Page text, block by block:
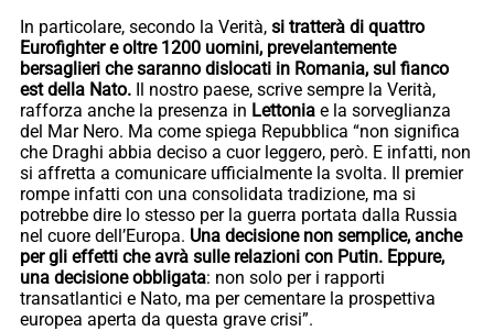
In particolare, secondo la Verità, si tratterà di quattro
Eurofighter e oltre 1200 uomini, prevelantemente
bersaglieri che saranno dislocati in Romania, sul fianco
est della Nato. Il nostro paese, scrive sempre la Verità,
rafforza anche la presenza in Lettonia e la sorveglianza
del Mar Nero. Ma come spiega Repubblica “non significa
che Draghi abbia deciso a cuor leggero, però. E infatti, non
si affretta a comunicare ufficialmente la svolta. Il premier
rompe infatti con una consolidata tradizione, ma si
potrebbe dire lo stesso per la guerra portata dalla Russia
nel cuore dell’Europa. Una decisione non semplice, anche
per gli effetti che avrà sulle relazioni con Putin. Eppure,
una decisione obbligata: non solo per i rapporti
transatlantici e Nato, ma per cementare la prospettiva
europea aperta da questa grave crisi”.